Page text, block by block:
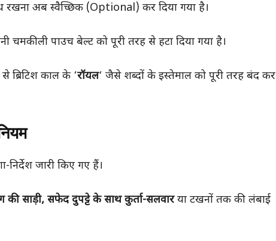
रखना अब स्वैच्छिक (Optional) कर दिया गया है।
चमकीली पाउच बेल्ट को पूरी तरह से हटा दिया गया है।
ब्रिटिश काल के ‘रॉयल‘ जैसे शब्दों के इस्तेमाल को पूरी तरह बंद कर
जारी किए गए हैं।
की साड़ी, सफेद दुपट्टे के साथ कुर्ता-सलवारया टखनों तक की लंबाई